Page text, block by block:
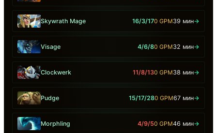
Skywrath Mage 16/3/170 GPM39 мин→
Visage 4/6/80 GPM32 мин→
Clockwerk 11/8/130 GPM38 мин→
Pudge 15/17/280 GPM67 мин→
Morphling 4/9/50 GPM46 мин→